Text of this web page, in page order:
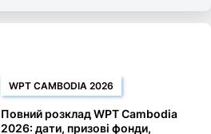
WPT CAMBODIA 2026
Повний розклад WPT Cambodia
2026: дати, призові фонди,